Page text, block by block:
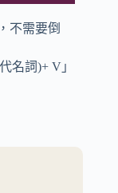
，不需要倒
名詞)+ V」